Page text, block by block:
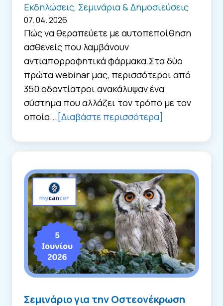
Εκδηλώσεις, Σεμινάρια & Δημοσιεύσεις
07. 04. 2026
Πώς να θεραπεύετε με αυτοπεποίθηση
ασθενείς που λαμβάνουν
αντιαπορροφητικά φάρμακα.Στα δύο
πρώτα webinar μας, περισσότεροι από
350 οδοντίατροι ανακάλυψαν ένα
σύστημα που αλλάζει τον τρόπο με τον
οποίο... [Διαβάστε περισσότερα]
Σεμινάριο για την Οστεονέκρωση